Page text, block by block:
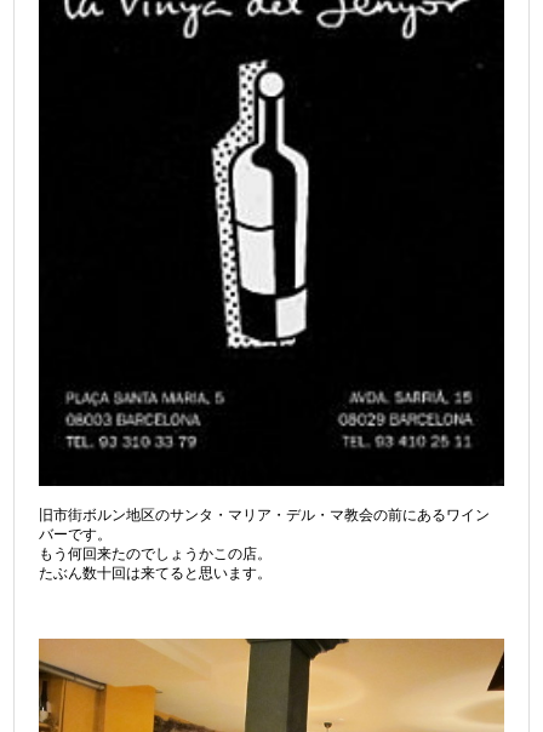
旧市街ボルン地区のサンタ・マリア・デル・マ教会の前にあるワイン
バーです。
もう何回来たのでしょうかこの店。
たぶん数十回は来てると思います。